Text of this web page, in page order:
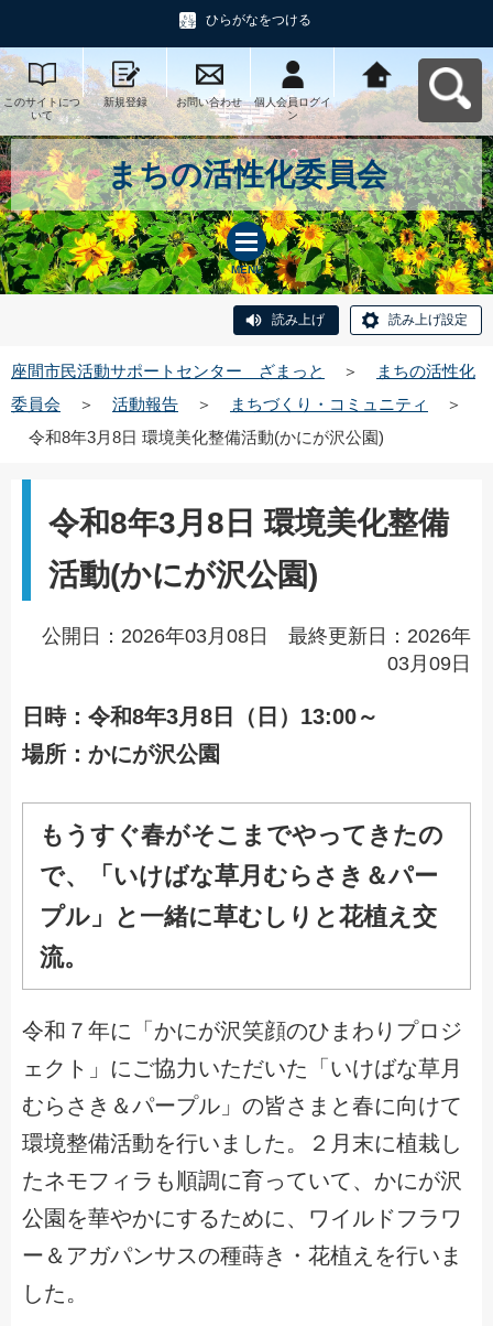
ひらがなをつける
このサイトにつ
いて
新規登録 お問い合わせ
個人会員ログイ
ン
座間市民活動サ
ポートセンタ
ー ざまっとへ
戻る
まちの活性化委員会
MENU
読み上げ 読み上げ設定
座間市民活動サポートセンター ざまっと ＞
まちの活性化
委員会
＞ 活動報告 ＞ まちづくり・コミュニティ
＞
令和8年3月8日 環境美化整備活動(かにが沢公園)
令和8年3月8日 環境美化整備
活動(かにが沢公園)
公開日：2026年03月08日 最終更新日：2026年
03月09日
日時：令和8年3月8日（日）13:00～
場所：かにが沢公園
もうすぐ春がそこまでやってきたの
で、
「いけばな草月むらさき＆パー
プル」と一緒に草むしりと花植え交
流。
令和７年に「かにが沢笑顔のひまわりプロジ
ェクト」にご協力いただいた「いけばな草月
むらさき＆パープル」の皆さまと春に向けて
環境整備活動を行いました。２月末に植栽し
たネモフィラも順調に育っていて、かにが沢
公園を華やかにするために、ワイルドフラワ
ー＆アガパンサスの種蒔き・花植えを行いま
した。